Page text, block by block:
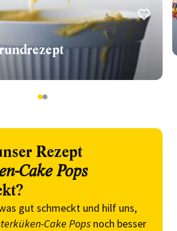
12
Rezept
Cake Pops
gut schmeckt und hilf uns,
Cake Pops noch besser